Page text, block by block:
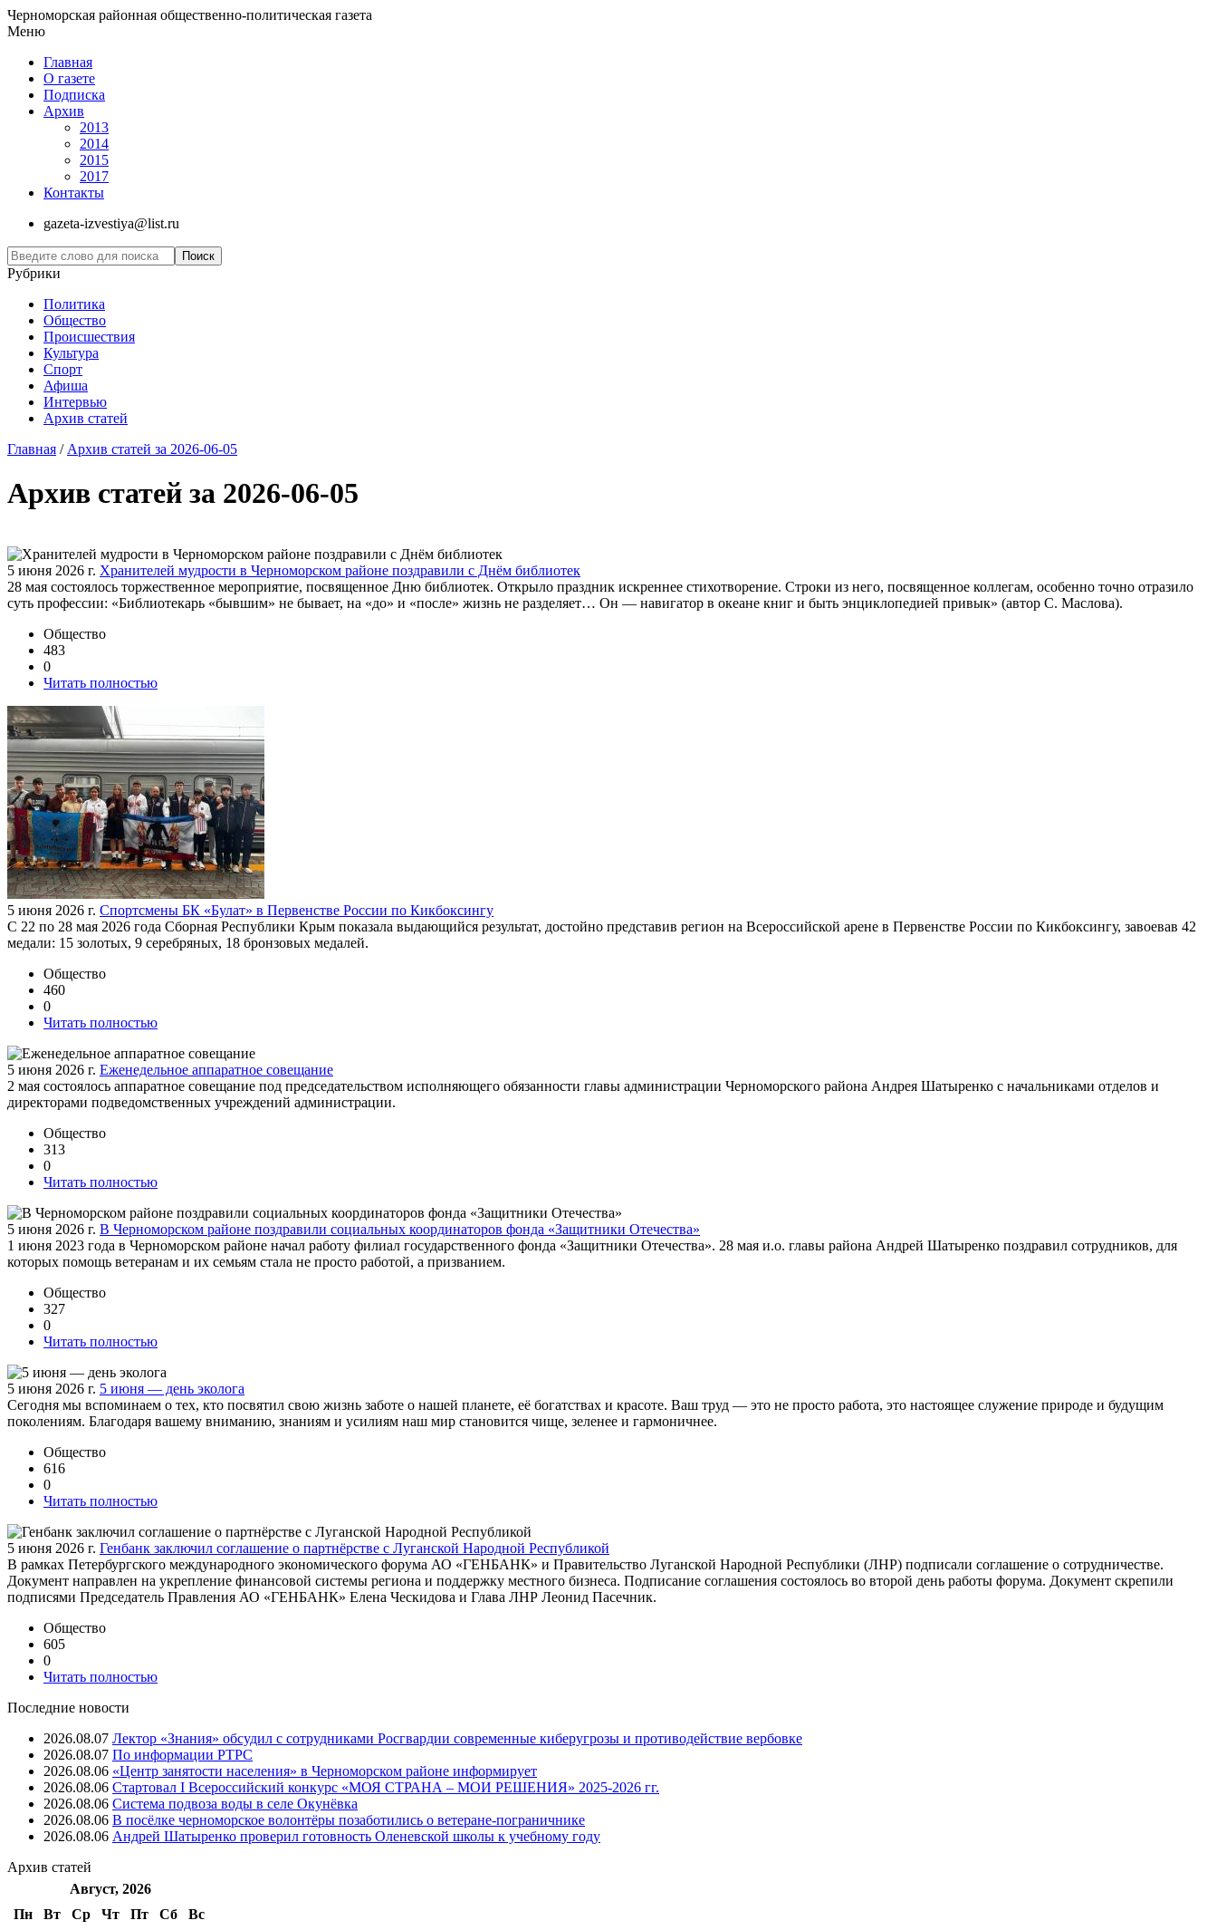
Черноморская районная общественно-политическая газета
Меню
Главная
О газете
Подписка
Архив
2013
2014
2015
2017
Контакты
gazeta-izvestiya@list.ru
Рубрики
Политика
Общество
Проиcшествия
Культура
Спорт
Афиша
Интервью
Архив статей
Главная / Архив статей за 2026-06-05
Архив статей за 2026-06-05
5 июня 2026 г. Хранителей мудрости в Черноморском районе поздравили с Днём библиотек
28 мая состоялось торжественное мероприятие, посвященное Дню библиотек. Открыло праздник искреннее стихотворение. Строки из него, посвященное коллегам, особенно точно отразило
суть профессии: «Библиотекарь «бывшим» не бывает, на «до» и «после» жизнь не разделяет… Он — навигатор в океане книг и быть энциклопедией привык» (автор С. Маслова).
Общество
483
0
Читать полностью
5 июня 2026 г. Спортсмены БК «Булат» в Первенстве России по Кикбоксингу
С 22 по 28 мая 2026 года Сборная Республики Крым показала выдающийся результат, достойно представив регион на Всероссийской арене в Первенстве России по Кикбоксингу, завоевав 42
медали: 15 золотых, 9 серебряных, 18 бронзовых медалей.
Общество
460
0
Читать полностью
5 июня 2026 г. Еженедельное аппаратное совещание
2 мая состоялось аппаратное совещание под председательством исполняющего обязанности главы администрации Черноморского района Андрея Шатыренко с начальниками отделов и
директорами подведомственных учреждений администрации.
Общество
313
0
Читать полностью
5 июня 2026 г. В Черноморском районе поздравили социальных координаторов фонда «Защитники Отечества»
1 июня 2023 года в Черноморском районе начал работу филиал государственного фонда «Защитники Отечества». 28 мая и.о. главы района Андрей Шатыренко поздравил сотрудников, для
которых помощь ветеранам и их семьям стала не просто работой, а призванием.
Общество
327
0
Читать полностью
5 июня 2026 г. 5 июня — день эколога
Сегодня мы вспоминаем о тех, кто посвятил свою жизнь заботе о нашей планете, её богатствах и красоте. Ваш труд — это не просто работа, это настоящее служение природе и будущим
поколениям. Благодаря вашему вниманию, знаниям и усилиям наш мир становится чище, зеленее и гармоничнее.
Общество
616
0
Читать полностью
5 июня 2026 г. Генбанк заключил соглашение о партнёрстве с Луганской Народной Республикой
В рамках Петербургского международного экономического форума АО «ГЕНБАНК» и Правительство Луганской Народной Республики (ЛНР) подписали соглашение о сотрудничестве.
Документ направлен на укрепление финансовой системы региона и поддержку местного бизнеса. Подписание соглашения состоялось во второй день работы форума. Документ скрепили
подписями Председатель Правления АО «ГЕНБАНК» Елена Ческидова и Глава ЛНР Леонид Пасечник.
Общество
605
0
Читать полностью
Последние новости
2026.08.07 Лектор «Знания» обсудил с сотрудниками Росгвардии современные киберугрозы и противодействие вербовке
2026.08.07 ⁠По информации РТРС
2026.08.06 «Центр занятости населения» в Черноморском районе информирует
2026.08.06 Стартовал I Всероссийский конкурс «МОЯ СТРАНА – МОИ РЕШЕНИЯ» 2025-2026 гг.
2026.08.06 Система подвоза воды в селе Окунёвка
2026.08.06 В посёлке черноморское волонтёры позаботились о ветеране-пограничнике
2026.08.06 Андрей Шатыренко проверил готовность Оленевской школы к учебному году
Архив статей
Август, 2026
Пн
Вт Ср Чт Пт Cб
Вс